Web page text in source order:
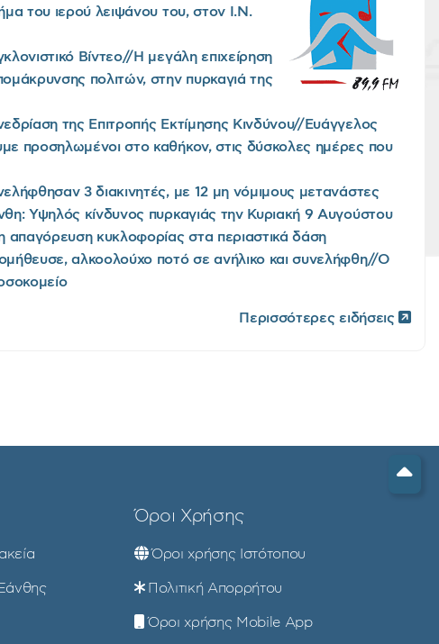
του ιερού λειψάνου του, στον Ι.Ν.
Βίντεο//Η μεγάλη επιχείρηση
πολιτών, στην πυρκαγιά της
της Επιτροπής Εκτίμησης Κινδύνου//Ευάγγελος
προσηλωμένοι στο καθήκον, στις δύσκολες ημέρες που
3 διακινητές, με 12 μη νόμιμους μετανάστες
Υψηλός κίνδυνος πυρκαγιάς την Κυριακή 9 Αυγούστου
απαγόρευση κυκλοφορίας στα περιαστικά δάση
αλκοολούχο ποτό σε ανήλικο και συνελήφθη//Ο
Περισσότερες ειδήσεις
Όροι Χρήσης
Όροι χρήσης Ιστότοπου
Πολιτική Απορρήτου
Όροι χρήσης Mobile App